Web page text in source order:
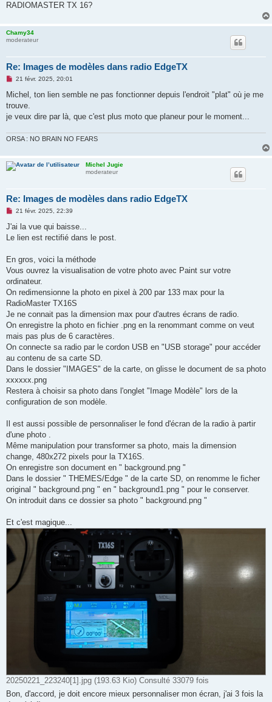
n
u
RADIOMASTER TX 16?
Chamy34
moderateur
Re: Images de modèles dans radio EdgeTX
M
s
a
g
o
21 févr. 2025, 20:01
Michel, ton lien semble ne pas fonctionner depuis l'endroit "plat" où je me
trouve.
je veux dire par là, que c'est plus moto que planeur pour le moment...
ORSA : NO BRAIN NO FEARS
Michel Jugie
moderateur
Re: Images de modèles dans radio EdgeTX
M
s
a
n
o
l
u
21 févr. 2025, 22:39
J'ai la vue qui baisse...
Le lien est rectifié dans le post.
En gros, voici la méthode
Vous ouvrez la visualisation de votre photo avec Paint sur votre
ordinateur.
On redimensionne la photo en pixel à 200 par 133 max pour la
RadioMaster TX16S
Je ne connait pas la dimension max pour d'autres écrans de radio.
On enregistre la photo en fichier .png en la renommant comme on veut
mais pas plus de 6 caractères.
On connecte sa radio par le cordon USB en "USB storage" pour accéder
au contenu de sa carte SD.
Dans le dossier "IMAGES" de la carte, on glisse le document de sa photo
xxxxxx.png
Restera à choisir sa photo dans l'onglet "Image Modèle" lors de la
configuration de son modèle.
Il est aussi possible de personnaliser le fond d'écran de la radio à partir
d'une photo .
Même manipulation pour transformer sa photo, mais la dimension
change, 480x272 pixels pour la TX16S.
On enregistre son document en " background.png "
Dans le dossier " THEMES/Edge " de la carte SD, on renomme le ficher
original " background.png " en " background1.png " pour le conserver.
On introduit dans ce dossier sa photo " background.png "
Et c'est magique...
20250221_223240[1].jpg (193.63 Kio) Consulté 33079 fois
Bon, d'accord, je doit encore mieux personnaliser mon écran, j'ai 3 fois la